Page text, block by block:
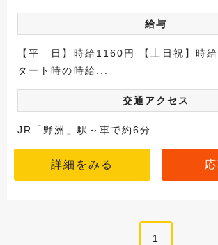
給与
【平 日】時給1160円 【土日祝】時
タート時の時給...
交通アクセス
JR「野洲」駅～車で約6分
詳細をみる
1